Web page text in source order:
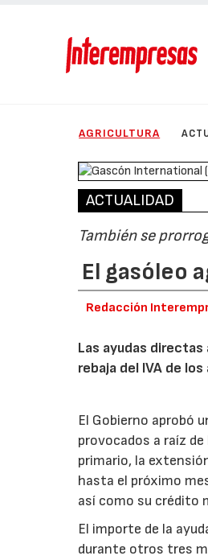
AGRICULTURA
ACTUALIDAD
También se
El gasóleo
Redacción
Las ayudas directas
rebaja del IVA de
El Gobierno aprobó
provocados a raíz
primario, la
hasta el próximo
así como su crédito
El importe de la
durante otros tres